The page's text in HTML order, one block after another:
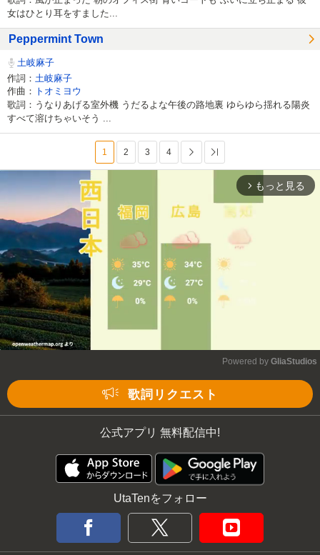
女はひとり耳をすました...
Peppermint Town
土岐麻子
作詞： 土岐麻子
作曲：
トオミヨウ
歌詞：うなりあげる室外機 うだるよな午後の路地裏 ゆらゆら揺れる陽炎
すべて溶けちゃいそう ...
1 2 3 4 次へ
arrow_forward_ios もっと見る
Powered by GliaStudios
歌詞リクエスト
公式アプリ 無料配信中!
UtaTenをフォロー